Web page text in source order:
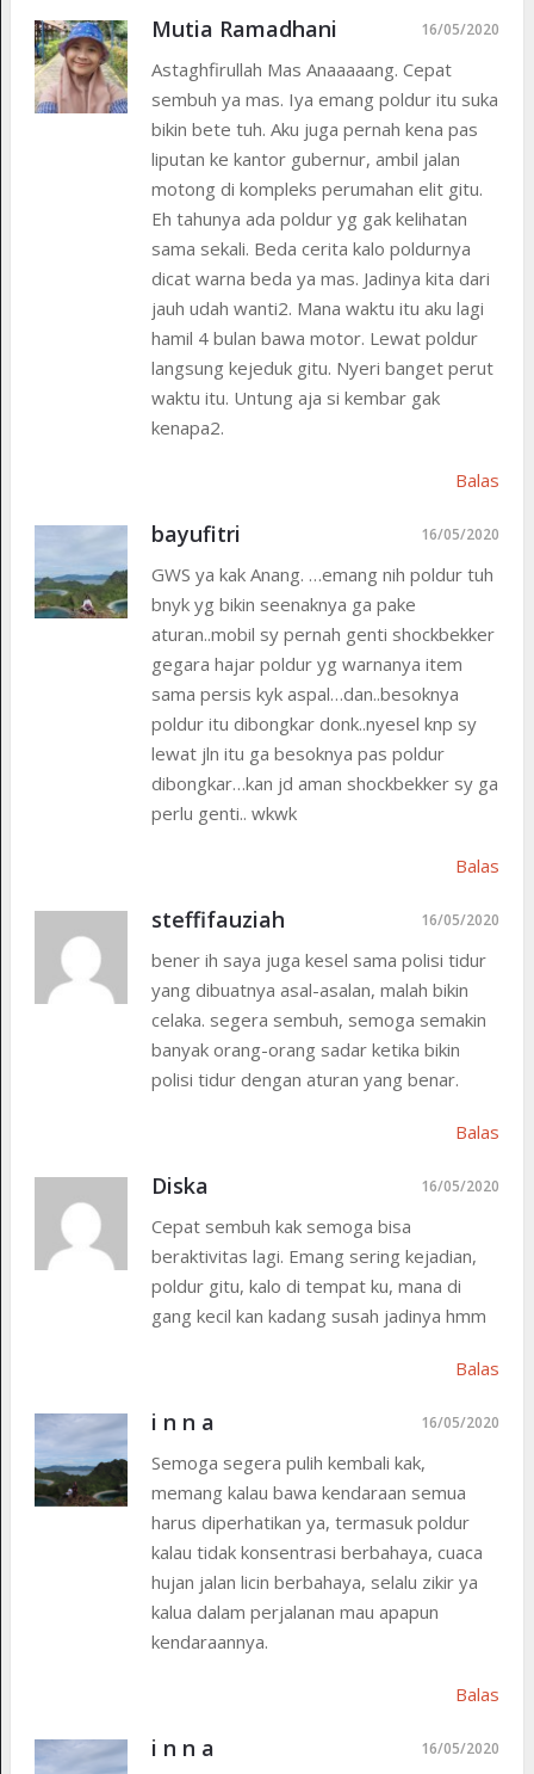
Mutia Ramadhani 16/05/2020
Astaghfirullah Mas Anaaaaang. Cepat
sembuh ya mas. Iya emang poldur itu suka
bikin bete tuh. Aku juga pernah kena pas
liputan ke kantor gubernur, ambil jalan
motong di kompleks perumahan elit gitu.
Eh tahunya ada poldur yg gak kelihatan
sama sekali. Beda cerita kalo poldurnya
dicat warna beda ya mas. Jadinya kita dari
jauh udah wanti2. Mana waktu itu aku lagi
hamil 4 bulan bawa motor. Lewat poldur
langsung kejeduk gitu. Nyeri banget perut
waktu itu. Untung aja si kembar gak
kenapa2.
Balas
bayufitri 16/05/2020
GWS ya kak Anang. …emang nih poldur tuh
bnyk yg bikin seenaknya ga pake
aturan..mobil sy pernah genti shockbekker
gegara hajar poldur yg warnanya item
sama persis kyk aspal…dan..besoknya
poldur itu dibongkar donk..nyesel knp sy
lewat jln itu ga besoknya pas poldur
dibongkar…kan jd aman shockbekker sy ga
perlu genti.. wkwk
Balas
steffifauziah 16/05/2020
bener ih saya juga kesel sama polisi tidur
yang dibuatnya asal-asalan, malah bikin
celaka. segera sembuh, semoga semakin
banyak orang-orang sadar ketika bikin
polisi tidur dengan aturan yang benar.
Balas
Diska 16/05/2020
Cepat sembuh kak semoga bisa
beraktivitas lagi. Emang sering kejadian,
poldur gitu, kalo di tempat ku, mana di
gang kecil kan kadang susah jadinya hmm
Balas
i n n a 16/05/2020
Semoga segera pulih kembali kak,
memang kalau bawa kendaraan semua
harus diperhatikan ya, termasuk poldur
kalau tidak konsentrasi berbahaya, cuaca
hujan jalan licin berbahaya, selalu zikir ya
kalua dalam perjalanan mau apapun
kendaraannya.
Balas
i n n a 16/05/2020